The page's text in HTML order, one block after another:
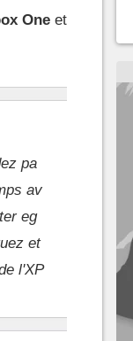
One et
pa
av
eg
et
l'XP